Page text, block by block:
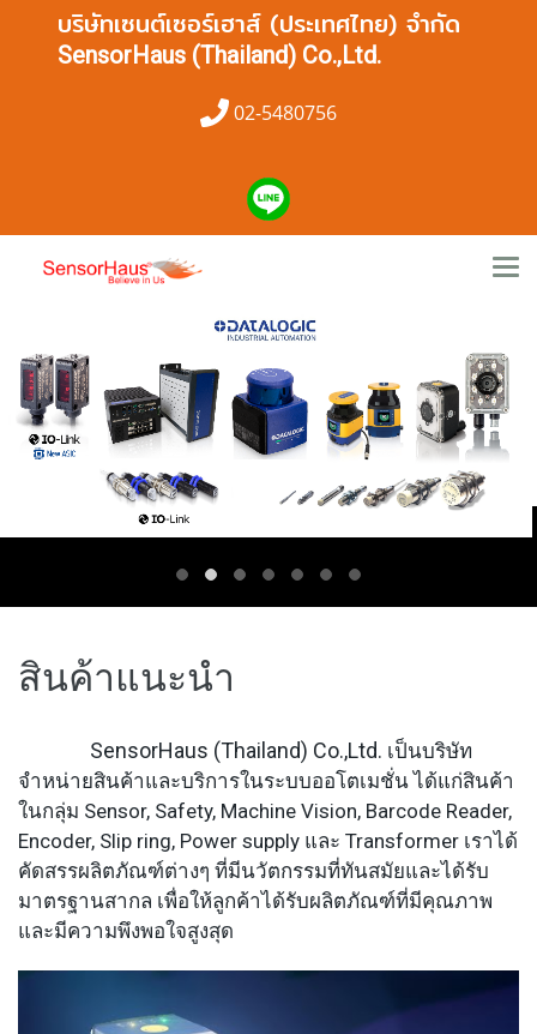
บริษัทเซนต์เซอร์เฮาส์ (ประเทศไทย) จำกัด
SensorHaus (Thailand) Co.,Ltd.
02-5480756
สินค้าแนะนำ
SensorHaus (Thailand) Co.,Ltd. เป็นบริษัท
จำหน่ายสินค้าและบริการในระบบออโตเมชั่น ได้แก่สินค้า
ในกลุ่ม Sensor, Safety, Machine Vision, Barcode Reader,
Encoder, Slip ring, Power supply และ Transformer เราได้
คัดสรรผลิตภัณฑ์ต่างๆ ที่มีนวัตกรรมที่ทันสมัยและได้รับ
มาตรฐานสากล เพื่อให้ลูกค้าได้รับผลิตภัณฑ์ที่มีคุณภาพ
และมีความพึงพอใจสูงสุด